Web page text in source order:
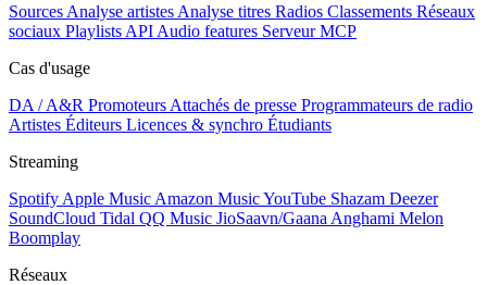
Sources Analyse artistes Analyse titres Radios Classements Réseaux
sociaux Playlists API Audio features Serveur MCP
Cas d'usage
DA / A&R Promoteurs Attachés de presse Programmateurs de radio
Artistes Éditeurs Licences & synchro Étudiants
Streaming
Spotify Apple Music Amazon MusicYouTube Shazam Deezer
SoundCloud Tidal QQ Music JioSaavn/Gaana Anghami Melon
Boomplay
Réseaux